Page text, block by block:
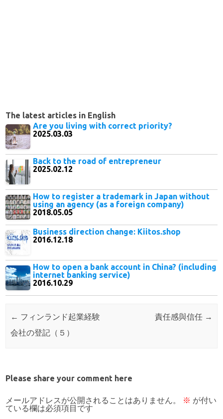
The latest articles in English
Are you living with correct priority?
2025.03.03
Back to the road of entrepreneur
2025.02.12
How to register a trademark in Japan without
using an agency (as a foreign company)
2018.05.05
Business direction change: Kiitos.shop
2016.12.18
How to open a bank account in China? (including
internet banking service)
2016.10.29
Post navigation
← フィンランド起業経験
会社の登記（５）
責任感與信任 →
Please share your comment here
メールアドレスが公開されることはありません。 ※ が付い
ている欄は必須項目です